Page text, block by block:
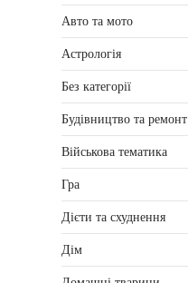
Авто та мото
Астрологія
Без категорії
Будівництво та ремонт
Військова тематика
Гра
Дієти та схуднення
Дім